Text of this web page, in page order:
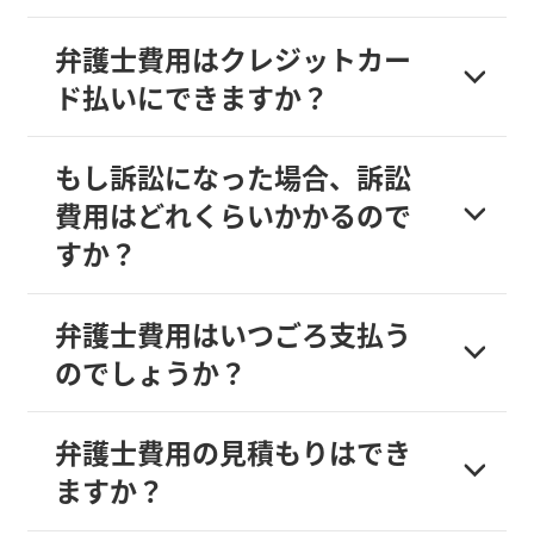
弁護士費用はクレジットカー
ド払いにできますか？
もし訴訟になった場合、訴訟
費用はどれくらいかかるので
すか？
弁護士費用はいつごろ支払う
のでしょうか？
弁護士費用の見積もりはでき
ますか？